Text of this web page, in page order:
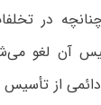
آن لغو
از تأسیس